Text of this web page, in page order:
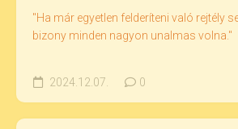
"Ha már egyetlen felderíteni való rejtély
bizony minden nagyon unalmas volna."
2024.12.07. 0